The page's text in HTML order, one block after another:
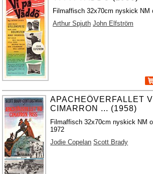
Filmaffisch 32x70cm nyskick NM
Arthur Spjuth John Elfström
APACHEÖVERFALLET
CIMARRON ... (1958)
Filmaffisch 32x70cm nyskick NM
1972
Jodie Copelan Scott Brady